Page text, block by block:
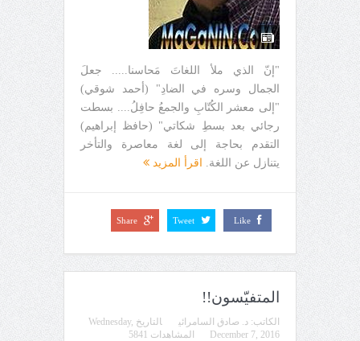
"إنّ الذي ملأ اللغاتَ مَحاسنا..... جعلَ
الجمال وسره في الضادِ" (أحمد شوقي)
"إلى معشر الكُتّابِ والجمعُ حافِلُ.... بسطت
رجائي بعد بسطِ شكاتي" (حافظ إبراهيم)
التقدم بحاجة إلى لغة معاصرة والتأخر
يتنازل عن اللغة.
اقرأ المزيد
Like
Tweet
Share
المتفيّسون!!
الكاتب: د. صادق السامرائي التاريخ Wednesday,
December 7, 2016
المشاهدات 5841